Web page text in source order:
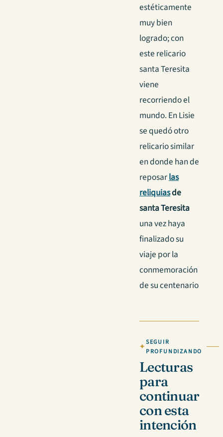
estéticamente
muy bien
logrado; con
este relicario
santa Teresita
viene
recorriendo el
mundo. En Lisie
se quedó otro
relicario similar
en donde han de
reposarlas
reliquiasde
santa Teresita
una vez haya
finalizado su
viaje por la
conmemoración
de su centenario
SEGUIR
PROFUNDIZANDO
Lecturas
para
continuar
con esta
intención